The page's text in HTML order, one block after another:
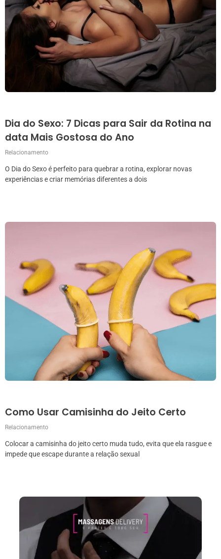
Dia do Sexo: 7 Dicas para Sair da Rotina na
data Mais Gostosa do Ano
Relacionamento
O Dia do Sexo é perfeito para quebrar a rotina, explorar novas
experiências e criar memórias diferentes a dois
Como Usar Camisinha do Jeito Certo
Relacionamento
Colocar a camisinha do jeito certo muda tudo, evita que ela rasgue e
impede que escape durante a relação sexual